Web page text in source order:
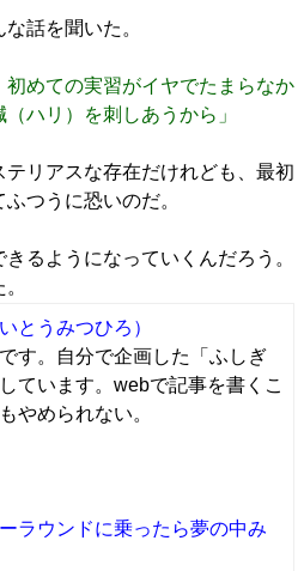
話を聞いた。
初めての実習がイヤでたまらなか
ハリ）を刺しあうから」
リアスな存在だけれども、最初
つうに恐いのだ。
るようになっていくんだろう。
いとうみつひろ）
す。自分で企画した「ふしぎ
ています。webで記事を書くこ
やめられない。
ラウンドに乗ったら夢の中み